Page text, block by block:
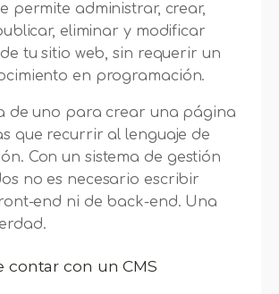
permite administrar, crear,
eliminar y modificar
tu sitio web, sin requerir un
en programación.
de uno para crear una página
que recurrir al lenguaje de
Con un sistema de gestión
no es necesario escribir
end ni de back-end. Una
contar con un CMS